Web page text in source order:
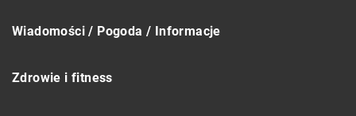
Wiadomości / Pogoda / Informacje
Zdrowie i fitness